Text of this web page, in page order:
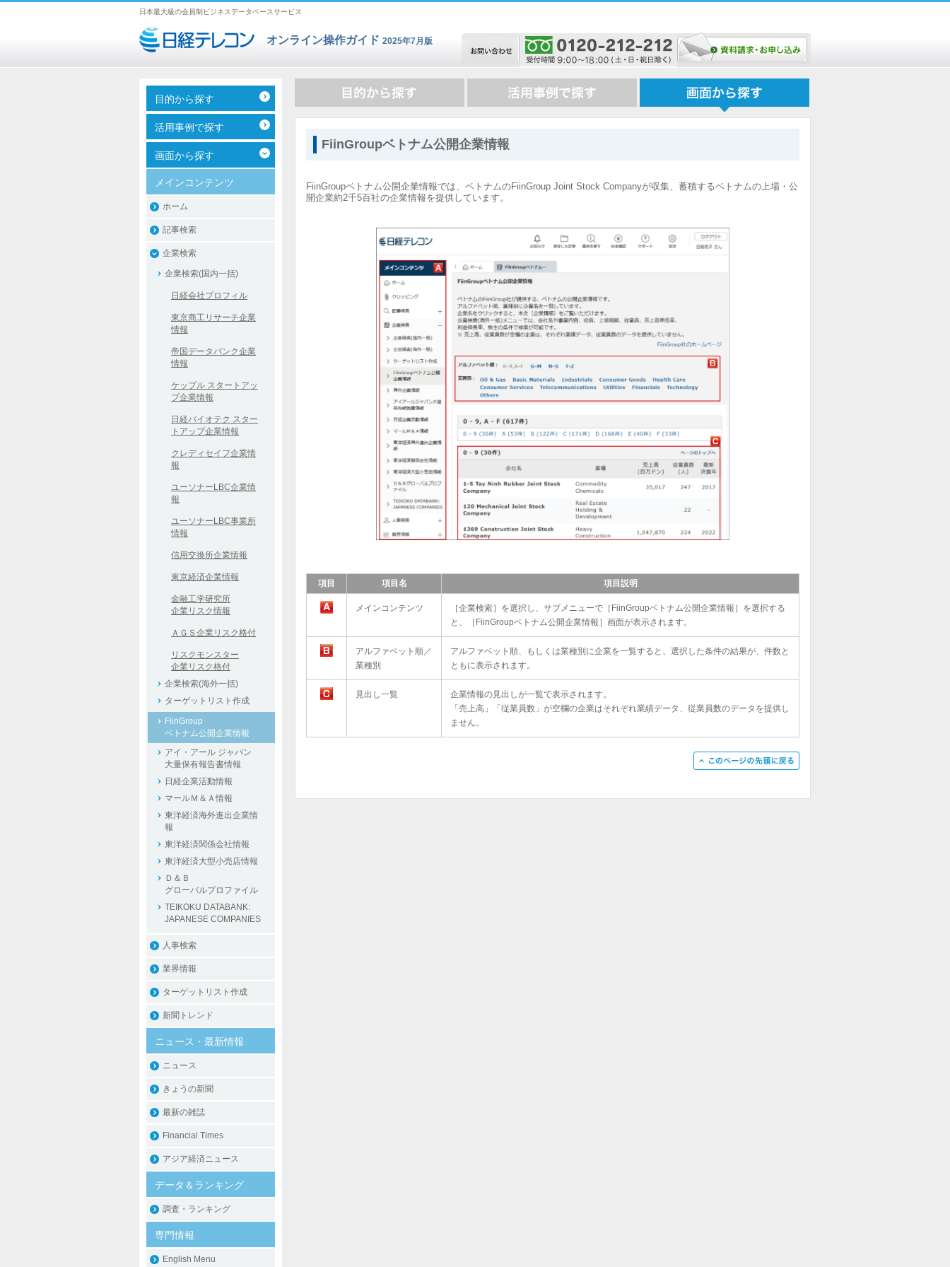
日本最大級の会員制ビジネスデータベースサービス
オンライン操作ガイド 2025年7月版
FiinGroupベトナム公開企業情報
FiinGroupベトナム公開企業情報では、ベトナムのFiinGroup Joint Stock Companyが収集、蓄積するベトナムの上場・公
開企業約2千5百社の企業情報を提供しています。
項目 項目名 項目説明
メインコンテンツ
［企業検索］を選択し、サブメニューで［FiinGroupベトナム公開企業情報］を選択する
と、［FiinGroupベトナム公開企業情報］画面が表示されます。
アルファベット順／
業種別
アルファベット順、もしくは業種別に企業を一覧すると、選択した条件の結果が、件数と
ともに表示されます。
見出し一覧
企業情報の見出しが一覧で表示されます。
「売上高」「従業員数」が空欄の企業はそれぞれ業績データ、従業員数のデータを提供し
ません。
目的から探す
活用事例で探す
画面から探す
メインコンテンツ
ホーム
記事検索
企業検索
企業検索(国内一括)
日経会社プロフィル
東京商工リサーチ企業
情報
帝国データバンク企業
情報
ケップル スタートアッ
プ企業情報
日経バイオテク スター
トアップ企業情報
クレディセイフ企業情
報
ユーソナーLBC企業情
報
ユーソナーLBC事業所
情報
信用交換所企業情報
東京経済企業情報
金融工学研究所
企業リスク情報
ＡＧＳ企業リスク格付
リスクモンスター
企業リスク格付
企業検索(海外一括)
ターゲットリスト作成
FiinGroup
ベトナム公開企業情報
アイ・アール ジャパン
大量保有報告書情報
日経企業活動情報
マールＭ＆Ａ情報
東洋経済海外進出企業情
報
東洋経済関係会社情報
東洋経済大型小売店情報
Ｄ＆Ｂ
グローバルプロファイル
TEIKOKU DATABANK:
JAPANESE COMPANIES
人事検索
業界情報
ターゲットリスト作成
新聞トレンド
ニュース・最新情報
ニュース
きょうの新聞
最新の雑誌
Financial Times
アジア経済ニュース
データ＆ランキング
調査・ランキング
専門情報
English Menu